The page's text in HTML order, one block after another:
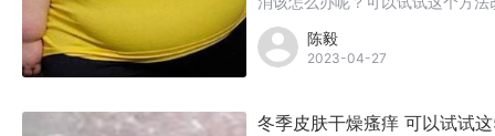
陈毅
2023-04-27
冬季皮肤干燥瘙痒 可以试试